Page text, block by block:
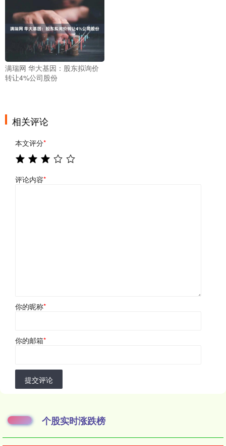
满瑞网 华大基因：股东拟询价
转让4%公司股份
相关评论
本文评分*
评论内容*
你的昵称*
你的邮箱*
提交评论
个股实时涨跌榜